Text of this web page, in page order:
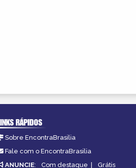
RÁPIDOS
Sobre EncontraBrasilia
Fale com o EncontraBrasilia
ANUNCIE: Com destaque | Grátis